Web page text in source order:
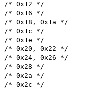
* 0x12 */
/* 0x16 */
/* 0x18, 0x1a */
/* 0x1c */
/* 0x1e */
/* 0x20, 0x22 */
/* 0x24, 0x26 */
/* 0x28 */
/* 0x2a */
/* 0x2c */